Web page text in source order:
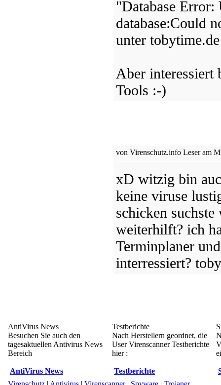
"Database Error:
database:Could
unter tobytime.de
Aber interessiert
Tools :-)
von Virenschutz.info Leser am
xD witzig bin
keine viruse
schicken
weiterhilft? ich
Terminplaner
interressiert?
AntiVirus News
Besuchen Sie auch den
tagesaktuellen Antivirus News
Bereich
AntiVirus News
Testberichte
Nach Herstellern geordnet, die
User Virenscanner Testberichte
hier :
Testberichte